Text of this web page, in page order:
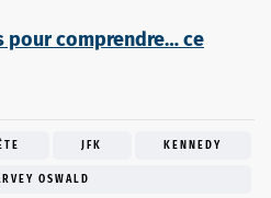
pour comprendre… ce
JFK KENNEDY
OSWALD